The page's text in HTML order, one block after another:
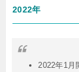
2022年
2022年1月